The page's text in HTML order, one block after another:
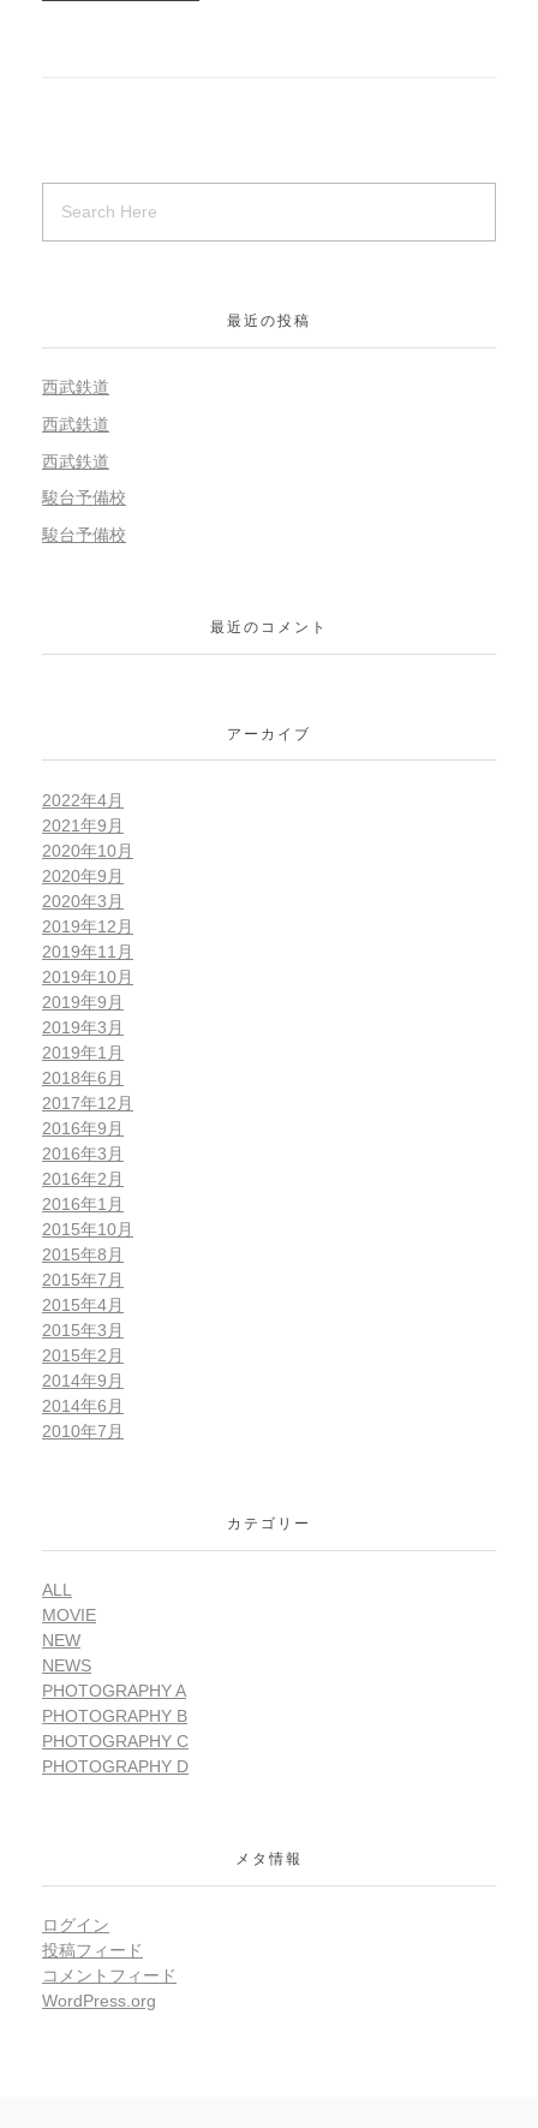
最近の投稿
西武鉄道
西武鉄道
西武鉄道
駿台予備校
駿台予備校
最近のコメント
アーカイブ
2022年4月
2021年9月
2020年10月
2020年9月
2020年3月
2019年12月
2019年11月
2019年10月
2019年9月
2019年3月
2019年1月
2018年6月
2017年12月
2016年9月
2016年3月
2016年2月
2016年1月
2015年10月
2015年8月
2015年7月
2015年4月
2015年3月
2015年2月
2014年9月
2014年6月
2010年7月
カテゴリー
ALL
MOVIE
NEW
NEWS
PHOTOGRAPHY A
PHOTOGRAPHY B
PHOTOGRAPHY C
PHOTOGRAPHY D
メタ情報
ログイン
投稿フィード
コメントフィード
WordPress.org